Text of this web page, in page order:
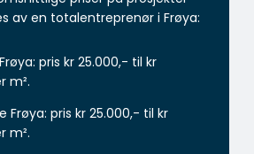
av en totalentreprenør i Frøya:
pris kr 25.000,- til kr
m².
Frøya: pris kr 25.000,- til kr
m².